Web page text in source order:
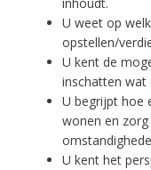
U weet op
opstellen/
U kent de
inschatten wat
U begrijpt hoe
wonen en
U kent het